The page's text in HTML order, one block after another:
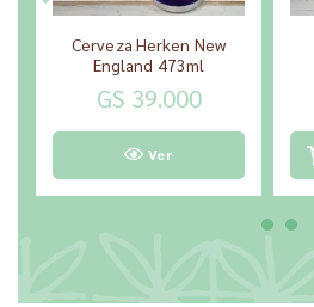
Cerveza Herken New
England 473ml
GS 39.000
Ver